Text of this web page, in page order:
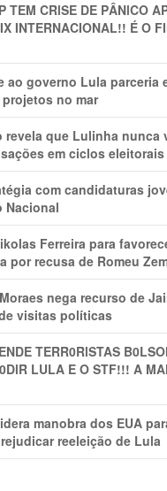
TEM CRlSE DE PÂNlCO
INTERNACIONAL!! É O
ao governo Lula parceria
no mar
revela que Lulinha nunca
em ciclos eleitorais
com candidaturas
Nacional
Ferreira para
por recusa de Romeu
nega recurso de
visitas políticas
TERR0RlSTAS
LULA E O STF!!! A
manobra dos EUA
reeleição de Lula